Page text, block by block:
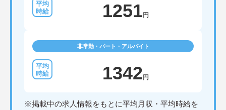
1251 円
非常勤・パート・アルバイト
1342 円
※掲載中の求人情報をもとに平均月収・平均時給を